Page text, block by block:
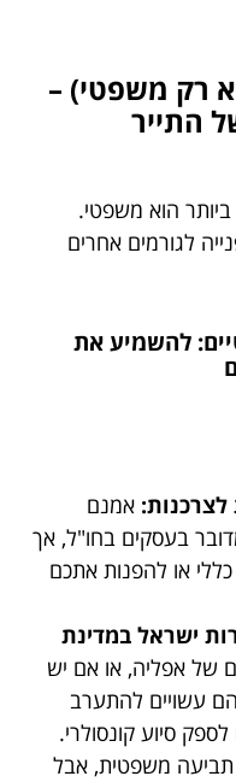
רק משפטי) –
התייר
הוא משפטי.
לגורמים אחרים
להשמיע את
אמנם
בעסקים בחו"ל, אך
כללי או להפנות אתכם
ישראל במדינת
של אפליה, או אם יש
עשויים להתערב
סיוע קונסולרי.
תביעה משפטית, אבל